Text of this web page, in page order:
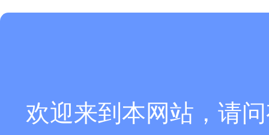
欢迎来到本网站，请